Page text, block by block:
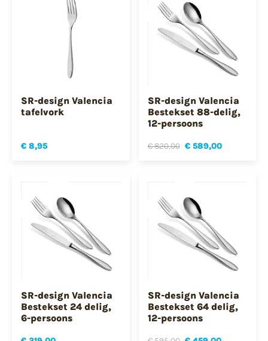
SR-design Valencia
tafelvork
€ 8,95
SR-design Valencia
Bestekset 88-delig,
12-persoons
€ 820,00 € 589,00
SR-design Valencia
Bestekset 24 delig,
6-persoons
SR-design Valencia
Bestekset 64 delig,
12-persoons